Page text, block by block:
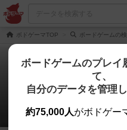
ボドゲーマTOP ボードゲームの
フル
0
ボードゲームのプレイ
て、
自分のデータを管理
約75,000人がボドゲー